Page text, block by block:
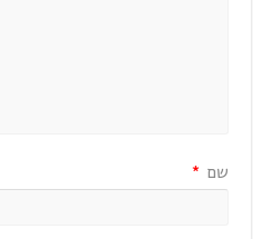
שם *